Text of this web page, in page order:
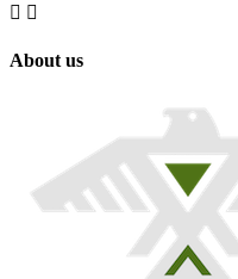
 
About us